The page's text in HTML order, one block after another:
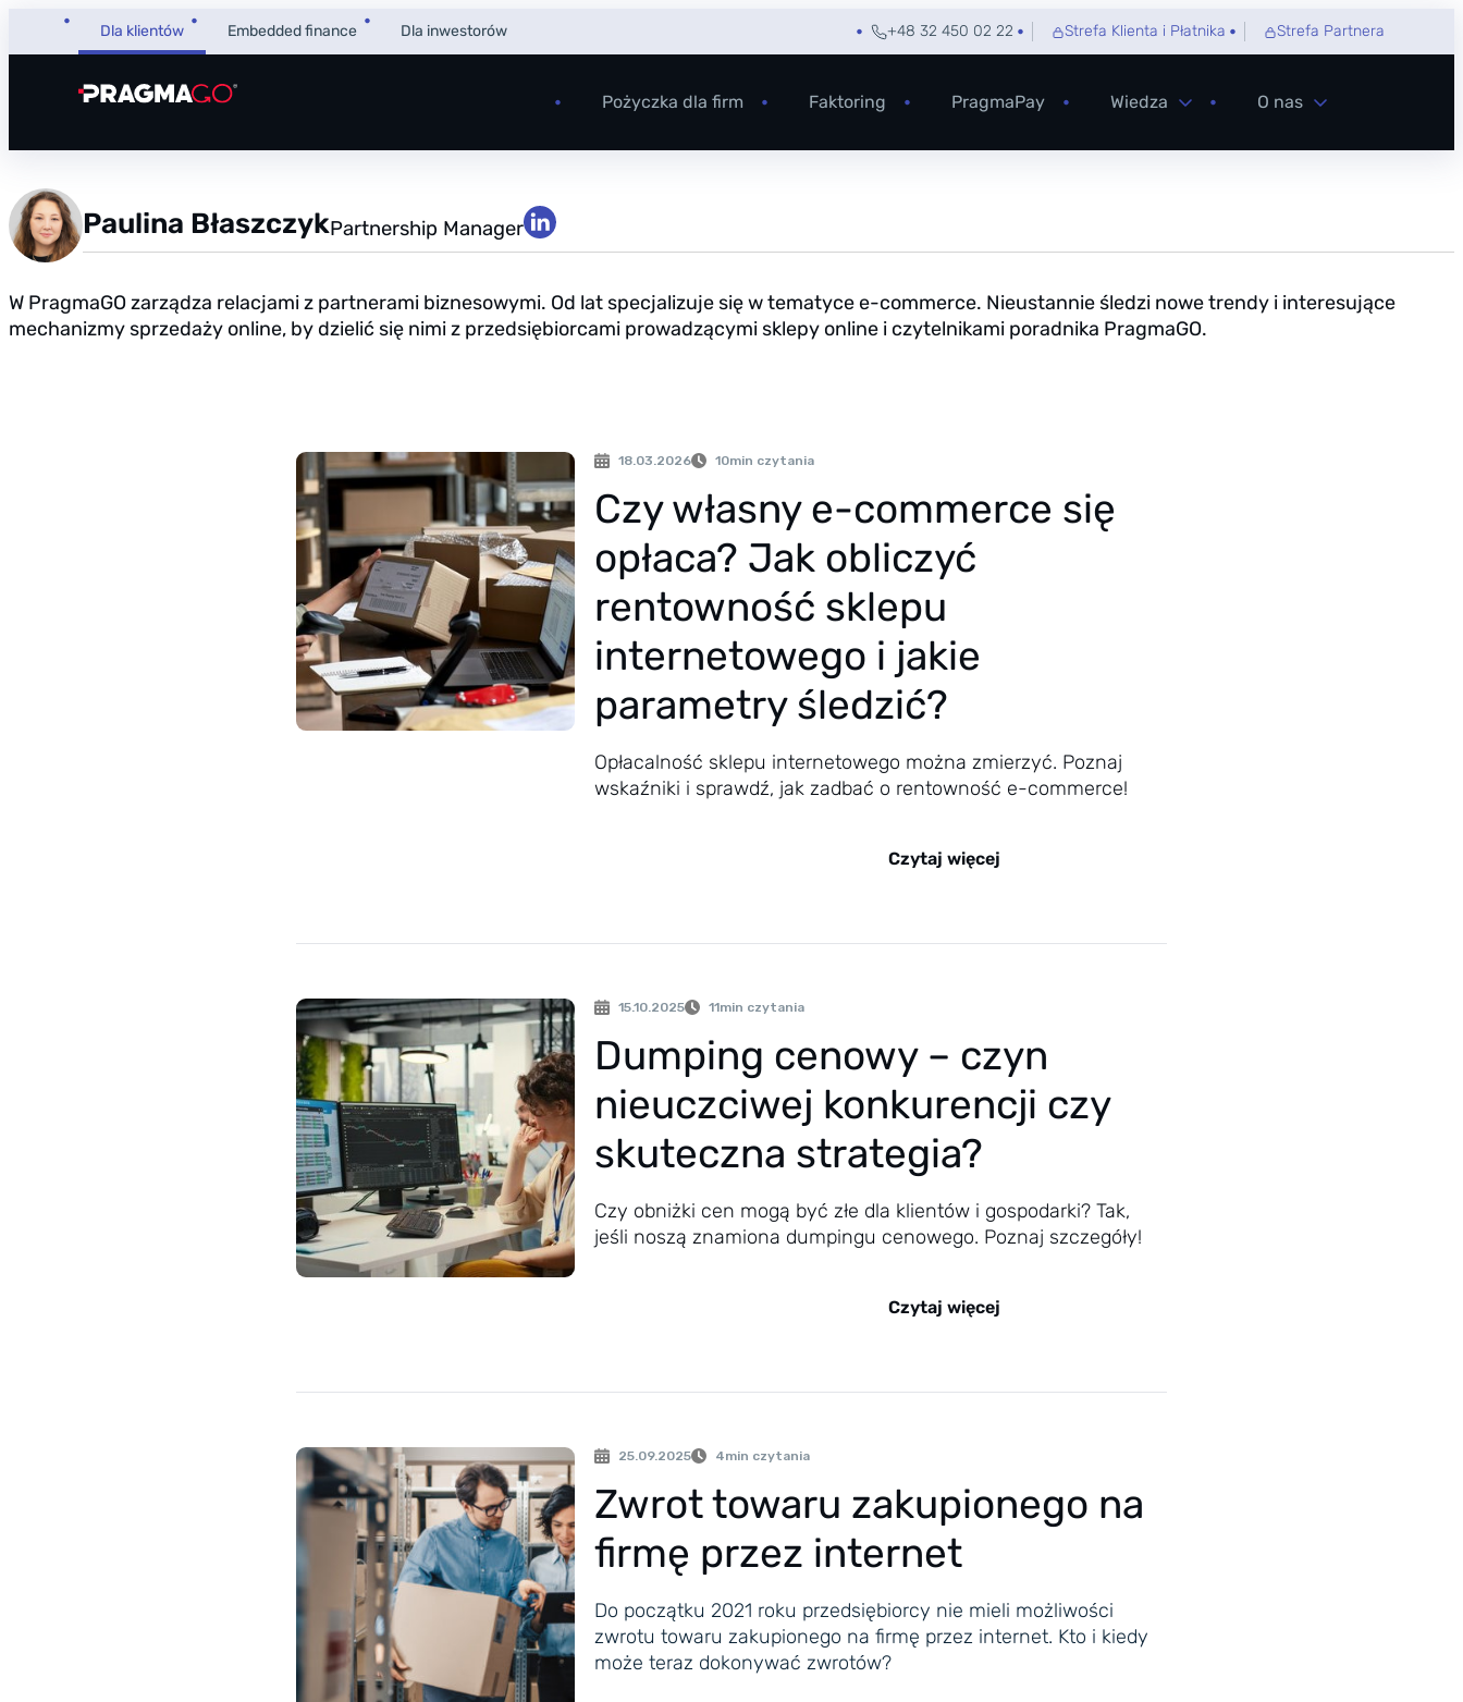
Dla klientów Embedded finance Dla inwestorów +48 32 450 02 22 Strefa Klienta i Płatnika Strefa Partnera
Pożyczka dla firm Faktoring PragmaPay Wiedza O nas
Paulina BłaszczykPartnership Manager
W PragmaGO zarządza relacjami z partnerami biznesowymi. Od lat specjalizuje się w tematyce e-commerce. Nieustannie śledzi nowe trendy i interesujące
mechanizmy sprzedaży online, by dzielić się nimi z przedsiębiorcami prowadzącymi sklepy online i czytelnikami poradnika PragmaGO.
18.03.2026 10min czytania
Czy własny e-commerce się
opłaca? Jak obliczyć
rentowność sklepu
internetowego i jakie
parametry śledzić?
Opłacalność sklepu internetowego można zmierzyć. Poznaj
wskaźniki i sprawdź, jak zadbać o rentowność e-commerce!
Czytaj więcej
15.10.2025 11min czytania
Dumping cenowy – czyn
nieuczciwej konkurencji czy
skuteczna strategia?
Czy obniżki cen mogą być złe dla klientów i gospodarki? Tak,
jeśli noszą znamiona dumpingu cenowego. Poznaj szczegóły!
Czytaj więcej
25.09.2025 4min czytania
Zwrot towaru zakupionego na
firmę przez internet
Do początku 2021 roku przedsiębiorcy nie mieli możliwości
zwrotu towaru zakupionego na firmę przez internet. Kto i kiedy
może teraz dokonywać zwrotów?